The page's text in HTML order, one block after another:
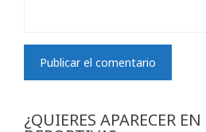
¿QUIERES APARECER